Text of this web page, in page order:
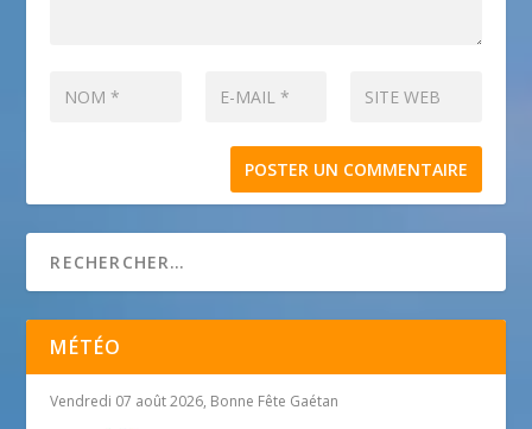
MÉTÉO
Vendredi 07 août 2026, Bonne Fête Gaétan